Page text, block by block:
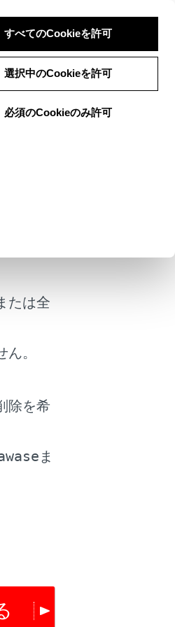
すべてのCookieを許可
選択中のCookieを許可
必須のCookieのみ許可
たは全
。
除を希
ま